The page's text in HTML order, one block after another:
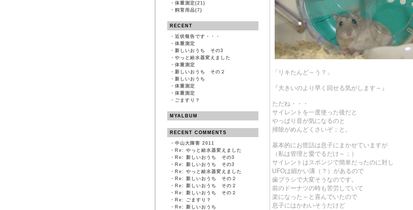
・ 体重測定(21)
・ 飼育用品(7)
RECENT
・ 近状報告です・・・
・ 体重測定
・ 新しいおうち その3
・ やっと給水器変えました
・ 体重測定
・ 新しいおうち その２
・ 新しいおうち
・ 体重測定
・ 体重測定
・ ごますり？
MYALBUM
RECENT COMMENTS
・ 中山大障害 2011
・ Re: やっと給水器変えました
・ Re: 新しいおうち その3
・ Re: 新しいおうち その3
・ Re: やっと給水器変えました
・ Re: 新しいおうち その２
・ Re: 新しいおうち その２
・ Re: 新しいおうち その２
・ Re: ごますり？
・ Re: 新しいおうち
「リキたんど～う？」
『大きいのより早く回せる気がします～』
ただね・・・
サイレントを一度使った後だと
やっぱり音が気になるのと
掃除がめんどくさいぞ；と。
基本的にお世話は息子にまかせていますが
（私は管理と愛でるだけ～；）
サイレントはスポンジで簡単だったのに対し
UFOは細かい溝（？）があるので
歯ブラシで大変そうなのです。
前のドーナツの時も苦労していて
楽になった～と喜んでいたので
息子にはかわいそうだけど